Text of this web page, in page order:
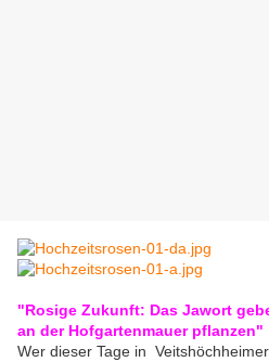
"Rosige Zukunft: Das Jawort
an der Hofgartenmauer pflanzen"
Wer dieser Tage in